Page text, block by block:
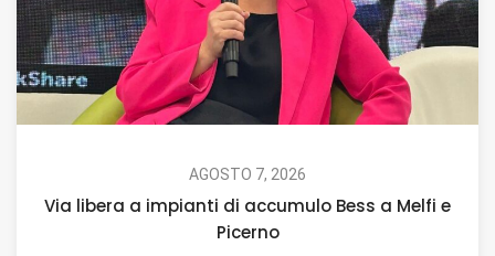
AGOSTO 7, 2026
Via libera a impianti di accumulo Bess a Melfi e
Picerno